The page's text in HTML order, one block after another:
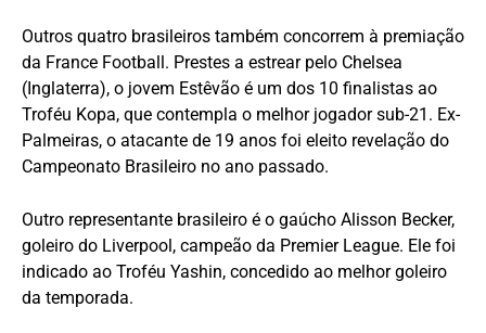
Outros quatro brasileiros também concorrem à premiação
da France Football. Prestes a estrear pelo Chelsea
(Inglaterra), o jovem Estêvão é um dos 10 finalistas ao
Troféu Kopa, que contempla o melhor jogador sub-21. Ex-
Palmeiras, o atacante de 19 anos foi eleito revelação do
Campeonato Brasileiro no ano passado.
Outro representante brasileiro é o gaúcho Alisson Becker,
goleiro do Liverpool, campeão da Premier League. Ele foi
indicado ao Troféu Yashin, concedido ao melhor goleiro
da temporada.